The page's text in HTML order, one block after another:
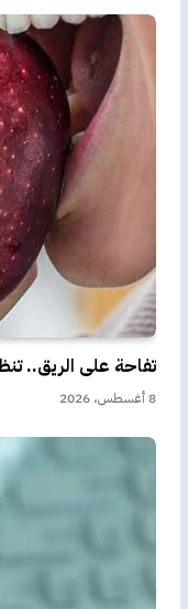
تفاحة على الريق..
8 أغسطس، 2026